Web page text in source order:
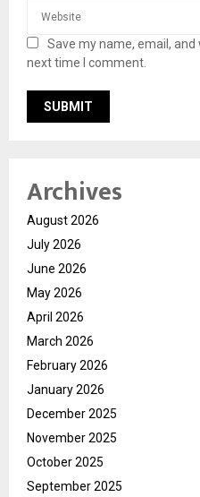
Save my name, email,
next time I comment.
Archives
August 2026
July 2026
June 2026
May 2026
April 2026
March 2026
February 2026
January 2026
December 2025
November 2025
October 2025
September 2025